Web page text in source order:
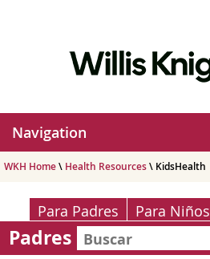
Navigation
WKH Home\ Health Resources\ KidsHealth
Para Padres Para Niños
Padres